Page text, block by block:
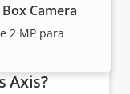
Camera
2 MP para
Axis?